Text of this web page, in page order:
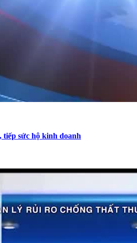
tiếp sức hộ kinh doanh